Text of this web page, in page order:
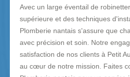
Avec un large éventail de
supérieure et des techniques
Plomberie nantais s'assure que
avec précision et soin. Notre
satisfaction de nos clients à Petit
au cœur de notre mission. Faites